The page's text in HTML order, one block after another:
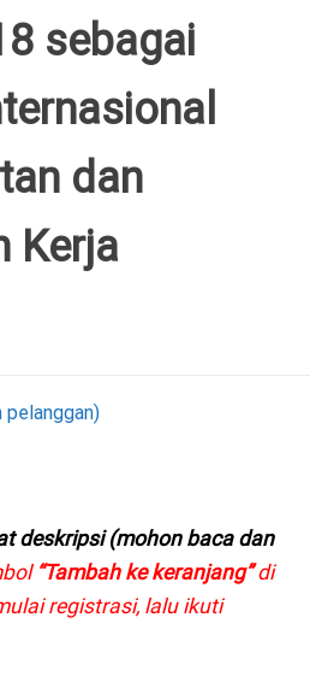
sebagai
dan
Kerja
pelanggan)
deskripsi (mohon baca dan
“Tambah ke keranjang”di
registrasi, lalu ikuti